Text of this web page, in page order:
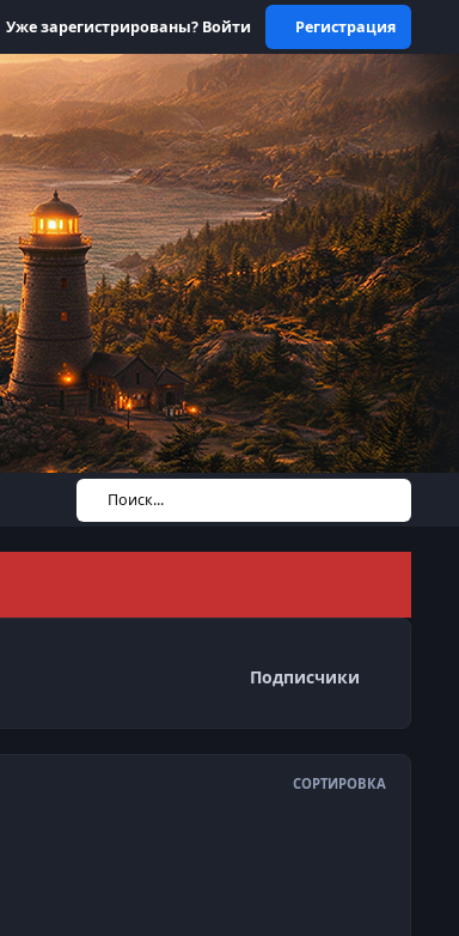
Уже зарегистрированы? Войти Регистрация
Поиск...
Подписчики
СОРТИРОВКА